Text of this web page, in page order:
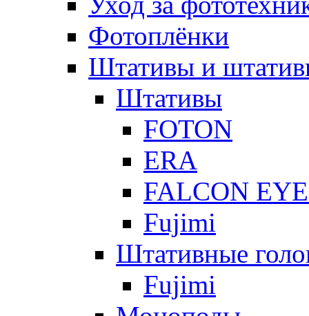
Фотоплёнки
Штативы и
Штативы
FOTON
ERA
FALCON
Fujimi
Штативные
Fujimi